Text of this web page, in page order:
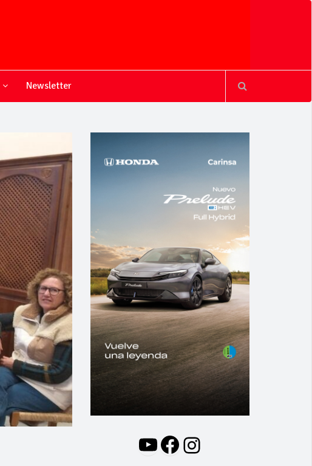
Newsletter
YouTube
Facebook
Instagram